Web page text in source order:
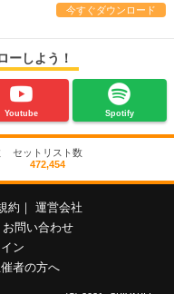
今すぐダウンロード
ーしよう！
Youtube Spotify
セットリスト数
472,454
約
運営会社
お問い合わせ
ン
者の方へ